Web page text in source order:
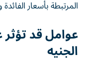
المرتبطة بأسعار
عوامل قد تؤثر
الجنيه